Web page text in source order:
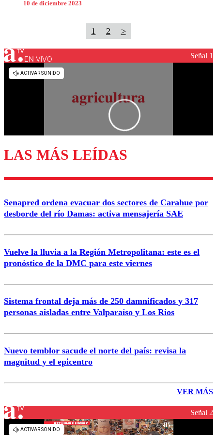
10 de diciembre 2023
1 2 >
EN VIVO Señal 1
LAS MÁS LEÍDAS
Senapred ordena evacuar dos sectores de Carahue por
desborde del río Damas: activa mensajería SAE
Vuelve la lluvia a la Región Metropolitana: este es el
pronóstico de la DMC para este viernes
Sistema frontal deja más de 250 damnificados y 317
personas aisladas entre Valparaíso y Los Ríos
Nuevo temblor sacude el norte del país: revisa la
magnitud y el epicentro
VER MÁS
Señal 2